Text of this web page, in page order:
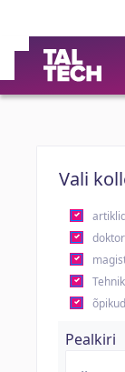
Vali
Pealkiri